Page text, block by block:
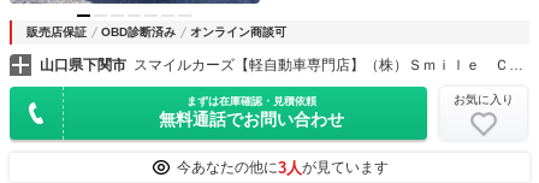
販売店保証 OBD診断済み オンライン商談可
山口県下関市 スマイルカーズ【軽自動車専門店】（株）Ｓｍｉｌｅ Ｃａｒｚ
まずは在庫確認・見積依頼
無料通話でお問い合わせ
お気に入り
今あなたの他に3人が見ています